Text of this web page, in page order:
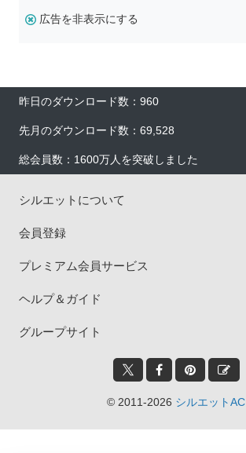
広告を非表示にする
昨日のダウンロード数：960
先月のダウンロード数：69,528
総会員数：1600万人を突破しました
シルエットについて
会員登録
プレミアム会員サービス
ヘルプ＆ガイド
グループサイト
© 2011-2026 シルエットAC